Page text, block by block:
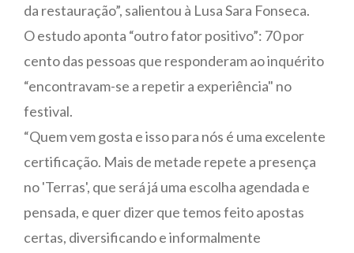
da restauração”, salientou à Lusa Sara Fonseca.
O estudo aponta “outro fator positivo”: 70 por
cento das pessoas que responderam ao inquérito
“encontravam-se a repetir a experiência" no
festival.
“Quem vem gosta e isso para nós é uma excelente
certificação. Mais de metade repete a presença
no 'Terras', que será já uma escolha agendada e
pensada, e quer dizer que temos feito apostas
certas, diversificando e informalmente